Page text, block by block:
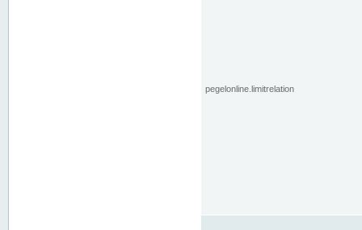
pegelonline.limitrelation